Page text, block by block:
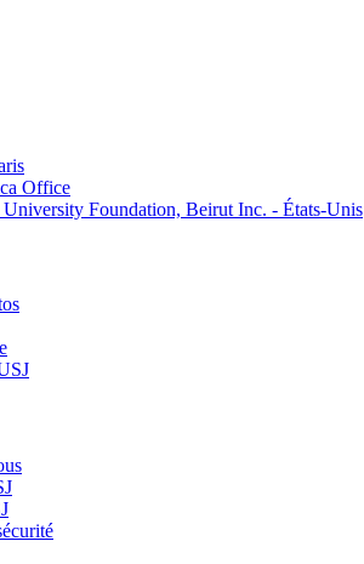
Office
University Foundation, Beirut Inc. - États-Unis